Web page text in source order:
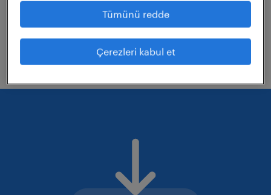
tekrar deneyin.
Belirli bir konumdaki işleri mi aradınız?
Mesafeyi genişletmeyi düşünün.
Tümünü redde
Çerezleri kabul et